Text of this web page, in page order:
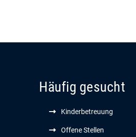
Häufig gesucht
Kinderbetreuung
Offene Stellen